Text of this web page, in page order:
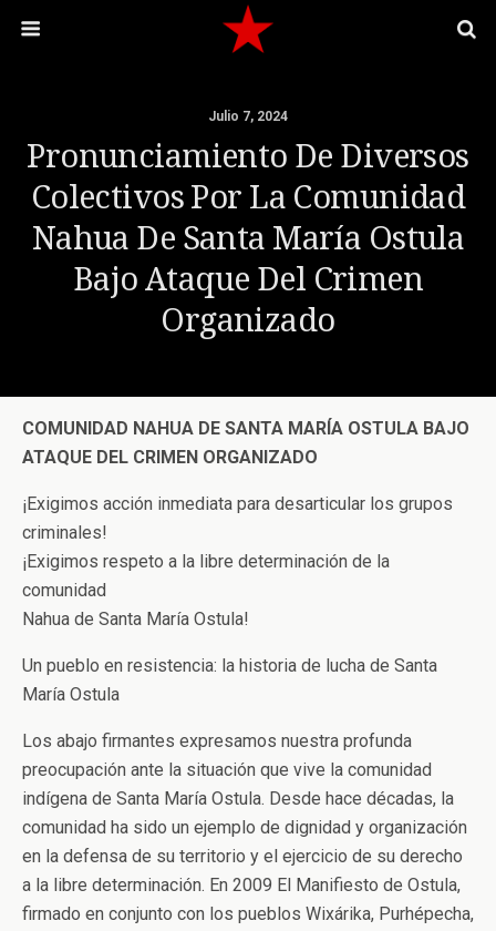
Julio 7, 2024
Pronunciamiento De Diversos
Colectivos Por La Comunidad
Nahua De Santa María Ostula
Bajo Ataque Del Crimen
Organizado
COMUNIDAD NAHUA DE SANTA MARÍA OSTULA BAJO
ATAQUE DEL CRIMEN ORGANIZADO
¡Exigimos acción inmediata para desarticular los grupos
criminales!
¡Exigimos respeto a la libre determinación de la
comunidad
Nahua de Santa María Ostula!
Un pueblo en resistencia: la historia de lucha de Santa
María Ostula
Los abajo firmantes expresamos nuestra profunda
preocupación ante la situación que vive la comunidad
indígena de Santa María Ostula. Desde hace décadas, la
comunidad ha sido un ejemplo de dignidad y organización
en la defensa de su territorio y el ejercicio de su derecho
a la libre determinación. En 2009 El Manifiesto de Ostula,
firmado en conjunto con los pueblos Wixárika, Purhépecha,